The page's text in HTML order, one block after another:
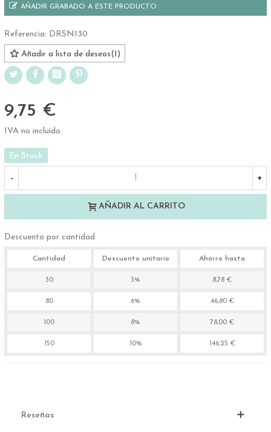
AÑADIR GRABADO A ESTE PRODUCTO
Referencia: DRSN130
Añadir a lista de deseos(1 )
9,75 €
IVA no incluído
En Stock
- +
AÑADIR AL CARRITO
Descuento por cantidad
Cantidad Descuento unitario Ahorro hasta
30 3% 8,78 €
80 6% 46,80 €
100 8% 78,00 €
150 10% 146,25 €
Reseñas